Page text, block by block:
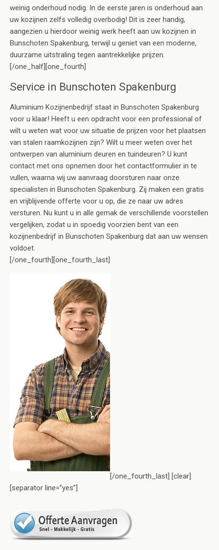
weinig onderhoud nodig. In de eerste jaren is onderhoud aan
uw kozijnen zelfs volledig overbodig! Dit is zeer handig,
aangezien u hierdoor weinig werk heeft aan uw kozijnen in
Bunschoten Spakenburg, terwijl u geniet van een moderne,
duurzame uitstraling tegen aantrekkelijke prijzen.
[/one_half][one_fourth]
Service in Bunschoten Spakenburg
Aluminium Kozijnenbedrijf staat in Bunschoten Spakenburg
voor u klaar! Heeft u een opdracht voor een professional of
wilt u weten wat voor uw situatie de prijzen voor het plaatsen
van stalen raamkozijnen zijn? Wilt u meer weten over het
ontwerpen van aluminium deuren en tuindeuren? U kunt
contact met ons opnemen door het contactformulier in te
vullen, waarna wij uw aanvraag doorsturen naar onze
specialisten in Bunschoten Spakenburg. Zij maken een gratis
en vrijblijvende offerte voor u op, die ze naar uw adres
versturen. Nu kunt u in alle gemak de verschillende voorstellen
vergelijken, zodat u in spoedig voorzien bent van een
kozijnenbedrijf in Bunschoten Spakenburg dat aan uw wensen
voldoet.
[/one_fourth][one_fourth_last]
[/one_fourth_last] [clear]
[separator line=”yes”]